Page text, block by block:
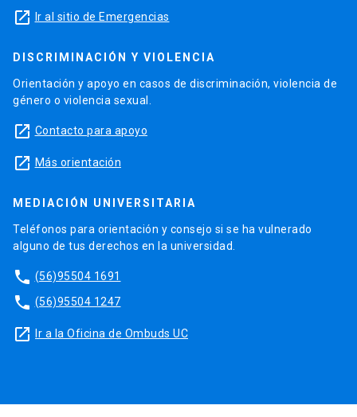
launch Ir al sitio de Emergencias
DISCRIMINACIÓN Y VIOLENCIA
Orientación y apoyo en casos de discriminación, violencia de
género o violencia sexual.
launch Contacto para apoyo
launch Más orientación
MEDIACIÓN UNIVERSITARIA
Teléfonos para orientación y consejo si se ha vulnerado
alguno de tus derechos en la universidad.
phone (56)95504 1691
phone (56)95504 1247
launch Ir a la Oficina de Ombuds UC